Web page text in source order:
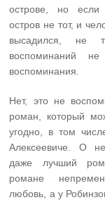
острове, но если
остров не тот, и
высадился, не
воспоминаний
воспоминания.
Нет, это не
роман, который
угодно, в том
Алексеевиче. О
даже лучший
романе
любовь, а у